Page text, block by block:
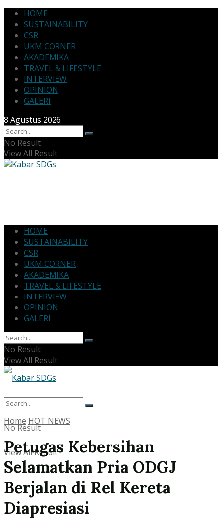
HOME
SUSTAINABILITY
CSR
UKM CORNER
AKADEMIKA
TRAVEL & LIFESTYLE
INTERVIEW
OPINION
GALERI
8 Agustus 2026
No Result
View All Result
HOME
SUSTAINABILITY
CSR
UKM CORNER
AKADEMIKA
TRAVEL & LIFESTYLE
INTERVIEW
OPINION
GALERI
No Result
View All Result
No Result
View All Result
Home HOT NEWS
Petugas Kebersihan
Selamatkan Pria ODGJ
Berjalan di Rel Kereta
Diapresiasi